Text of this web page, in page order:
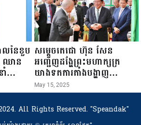
លនៃខួប
ឈាន
ចល័ត និង
ជូនពរ
យ
សម្តេចតេជោ ហ៊ុន សែន
អញ្ជើញដង្ហែព្រះមហាក្សត្រ
យាងទតការតាំងបង្ហាញ
ផលិតផលកសិកម្ម កសិ
ឧស្សាហកម្ម និងសិប្បកម្ម ក្នុង
ព្រះរាជពិធីច្រត់ព្រះនង្គ័ល...
May 15, 2025
All Rights Reserved. "Speandak"